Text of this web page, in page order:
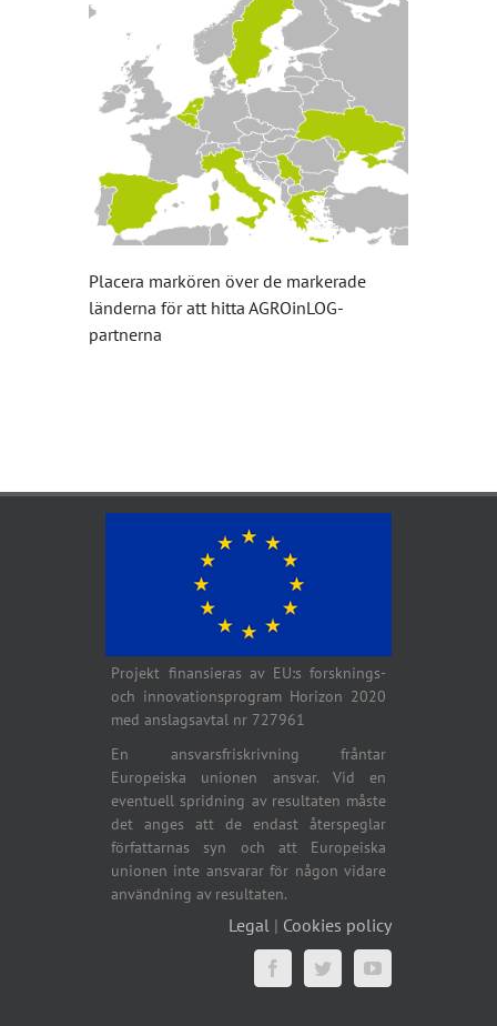
Placera markören över de markerade
länderna för att hitta AGROinLOG-
partnerna
Projekt finansieras av EU:s forsknings-
och innovationsprogram Horizon 2020
med anslagsavtal nr 727961
En ansvarsfriskrivning fråntar
Europeiska unionen ansvar. Vid en
eventuell spridning av resultaten måste
det anges att de endast återspeglar
författarnas syn och att Europeiska
unionen inte ansvarar för någon vidare
användning av resultaten.
Legal | Cookies policy
FacebookTwitterYouTube